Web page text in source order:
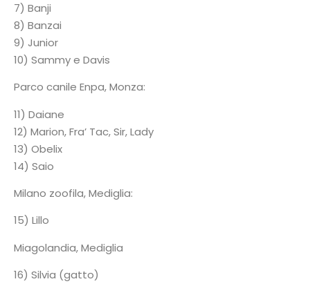
7) Banji
8) Banzai
9) Junior
10) Sammy e Davis
Parco canile Enpa, Monza:
11) Daiane
12) Marion, Fra’ Tac, Sir, Lady
13) Obelix
14) Saio
Milano zoofila, Mediglia:
15) Lillo
Miagolandia, Mediglia
16) Silvia (gatto)